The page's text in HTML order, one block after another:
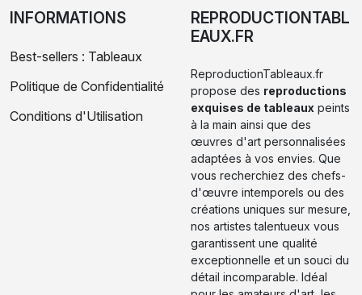
INFORMATIONS
Best-sellers : Tableaux
Politique de Confidentialité
Conditions d'Utilisation
REPRODUCTIONTABL
EAUX.FR
ReproductionTableaux.fr
propose des reproductions
exquises de tableaux peints
à la main ainsi que des
œuvres d'art personnalisées
adaptées à vos envies. Que
vous recherchiez des chefs-
d'œuvre intemporels ou des
créations uniques sur mesure,
nos artistes talentueux vous
garantissent une qualité
exceptionnelle et un souci du
détail incomparable. Idéal